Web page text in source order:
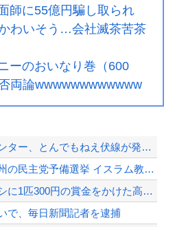
師に55億円騙し取られ
わいそう…会社滅茶苦茶
ーのおいなり巻（600
両論wwwwwwwwwwww
【衝撃】ハンターハンター、とんでもねえ伏線が発掘される。クルタ族の虐殺犯人がツェ...
アメリカ・ミシガン州の民主党予備選挙 イスラム教徒の“急進左派”候補が勝利確実に...
特定外来カミキリムシに1匹300円の賞金をかけた高崎市、初日に1170匹持ち込ま...
で、毎日新聞記者を逮捕